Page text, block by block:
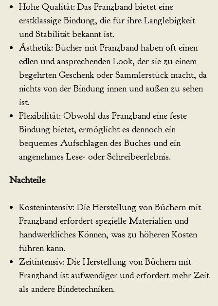
Hohe Qualität: Das Franzband bietet eine
erstklassige Bindung, die für ihre Langlebigkeit
und Stabilität bekannt ist.
Ästhetik: Bücher mit Franzband haben oft einen
edlen und ansprechenden Look, der sie zu einem
begehrten Geschenk oder Sammlerstück macht, da
nichts von der Bindung innen und außen zu sehen
ist.
Flexibilität: Obwohl das Franzband eine feste
Bindung bietet, ermöglicht es dennoch ein
bequemes Aufschlagen des Buches und ein
angenehmes Lese- oder Schreibeerlebnis.
Nachteile
Kostenintensiv: Die Herstellung von Büchern mit
Franzband erfordert spezielle Materialien und
handwerkliches Können, was zu höheren Kosten
führen kann.
Zeitintensiv: Die Herstellung von Büchern mit
Franzband ist aufwendiger und erfordert mehr Zeit
als andere Bindetechniken.